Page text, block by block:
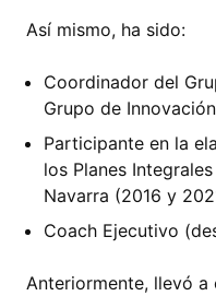
Así mismo, ha sido:
Coordinador del
Grupo de
Participante en la
los Planes
Navarra (2016 y
Coach Ejecutivo
Anteriormente, llevó a